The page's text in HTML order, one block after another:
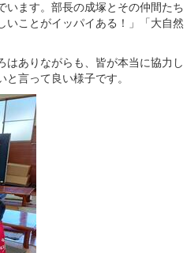
います。部長の成塚とその仲間たち
いことがイッパイある！」「大自然
ありながらも、皆が本当に協力し
言って良い様子です。